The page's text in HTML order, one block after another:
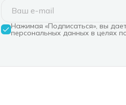
Нажимая «Подписаться», вы
персональных данных в целях